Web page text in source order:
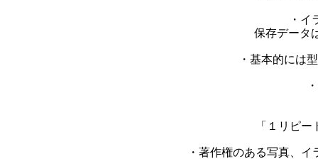
・
保存データ
・基本的には
「１リピ
・著作権のある写真、